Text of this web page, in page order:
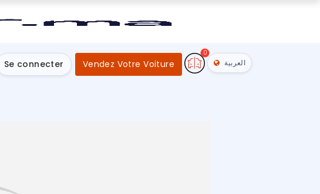
Se connecter Vendez Votre Voiture
0
العربية